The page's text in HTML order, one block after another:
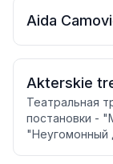
Aida
Akterskie
Театральная
постановки -
"Неугомонный